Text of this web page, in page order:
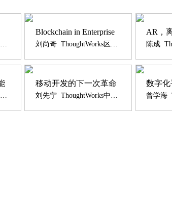
马伟 ThoughtWorks高级安全咨询师
Blockchain in Enterprise
刘尚奇 ThoughtWorks区块链实践负责人
AR，
史凯 ThoughtWorks大数据及AI业务总监
移动开发的下一次革命
刘先宁 ThoughtWorks中国移动开发能力负责人
数字